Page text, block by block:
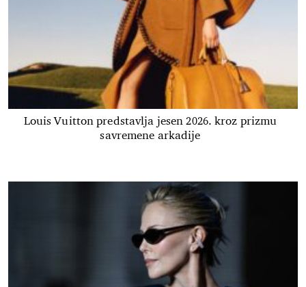
Louis Vuitton predstavlja jesen 2026. kroz prizmu
savremene arkadije